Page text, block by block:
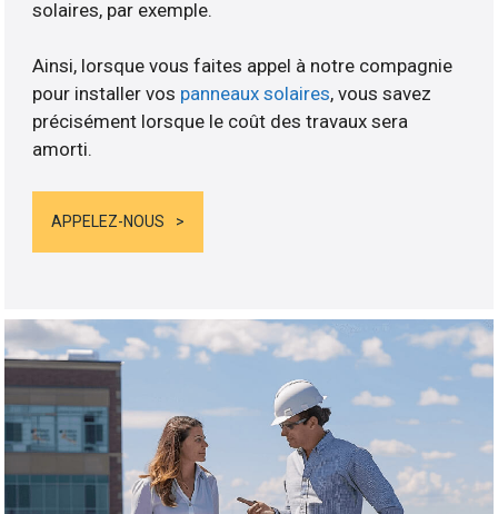
solaires, par exemple.
Ainsi, lorsque vous faites appel à notre compagnie
pour installer vos panneaux solaires, vous savez
précisément lorsque le coût des travaux sera
amorti.
APPELEZ-NOUS